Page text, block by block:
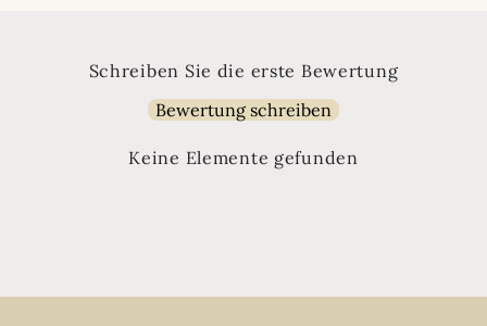
Schreiben Sie die erste Bewertung
Bewertung schreiben
Keine Elemente gefunden